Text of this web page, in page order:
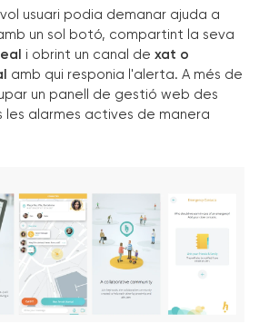
usuari podia demanar ajuda a
un sol botó, compartint la seva
i obrint un canal de xat o
amb qui responia l'alerta. A més de
un panell de gestió web des
les alarmes actives de manera